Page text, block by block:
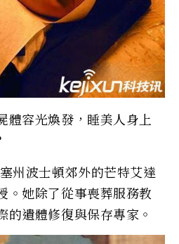
容光煥發，睡美人身上
州波士頓郊外的芒特艾達
。她除了從事喪葬服務教
的遺體修復與保存專家。